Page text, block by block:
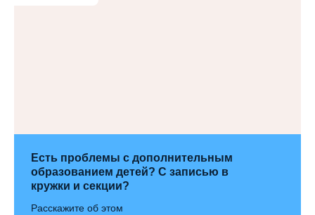
Есть проблемы с дополнительным
образованием детей? С записью в
кружки и секции?
Расскажите об этом